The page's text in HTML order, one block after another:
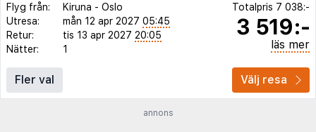
Flyg från: Kiruna - Oslo
Utresa:
mån 12 apr 2027 05:45
Retur:
tis 13 apr 2027 20:05
Nätter:
1
Totalpris 7 038:-
3 519:-
läs mer
Fler val Välj resa
annons